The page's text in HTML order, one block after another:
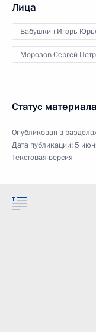
Лица
Бабушкин Игорь
Морозов Сергей
Статус материала
Опубликован в
Дата публикации:5
Текстовая версия